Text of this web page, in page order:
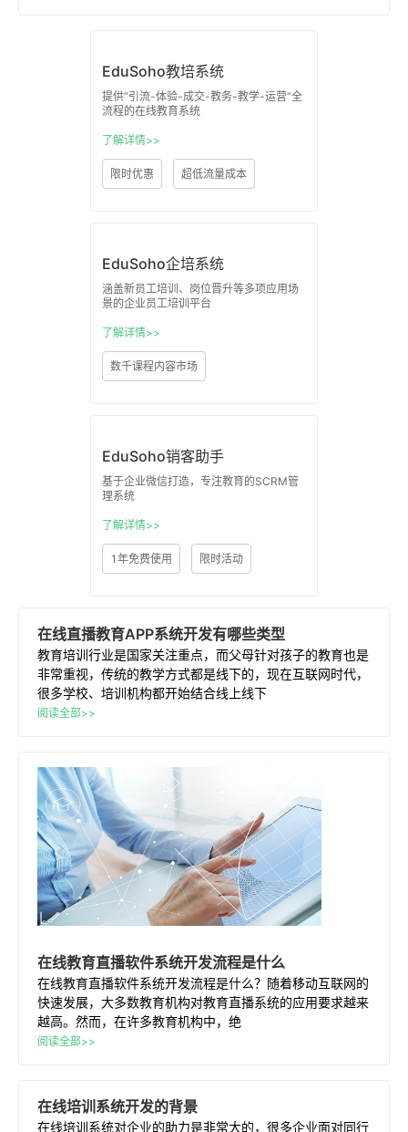
EduSoho教培系统
提供”引流-体验-成交-教务-教学-运营“全
流程的在线教育系统
了解详情>>
限时优惠 超低流量成本
EduSoho企培系统
涵盖新员工培训、岗位晋升等多项应用场
景的企业员工培训平台
了解详情>>
数千课程内容市场
EduSoho销客助手
基于企业微信打造，专注教育的SCRM管
理系统
了解详情>>
1年免费使用 限时活动
在线直播教育APP系统开发有哪些类型
教育培训行业是国家关注重点，而父母针对孩子的教育也是
非常重视，传统的教学方式都是线下的，现在互联网时代，
很多学校、培训机构都开始结合线上线下
阅读全部>>
在线教育直播软件系统开发流程是什么
在线教育直播软件系统开发流程是什么？随着移动互联网的
快速发展，大多数教育机构对教育直播系统的应用要求越来
越高。然而，在许多教育机构中，绝
阅读全部>>
在线培训 系统开发的背景
在线培训系统对企业的助力是非常大的，很多企业面对同行